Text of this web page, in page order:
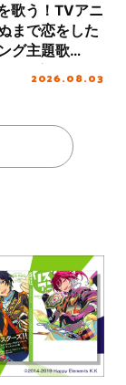
歌う！TVアニ
まで恋をした
グ主題歌
タビュー
2026.08.03